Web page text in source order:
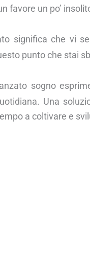
favore un po’
significa che vi
punto che stai
sogno
Una
a coltivare e